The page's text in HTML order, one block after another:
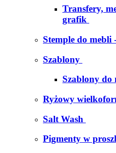
Transfery,
grafik
Stemple do
Szablony
Szablony do
Ryżowy
Salt Wash
Pigmenty w